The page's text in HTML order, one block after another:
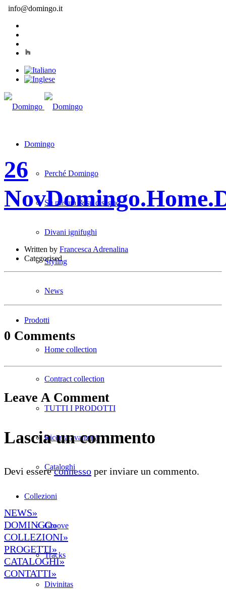
info@domingo.it
Domingo
Perché Domingo
Su misura & su disegno
Divani ignifughi
Styling
News
Prodotti
Home collection
Contract collection
TUTTI I PRODOTTI
Ricerca avanzata
Cataloghi
Collezioni
Groove
Tracks
Divinitas
26
Nov
Written by Francesca Adrenalina
Categorised
0 Comments
Leave A Comment
Lascia un commento
Devi essereconnesso per inviare un commento.
NEWS»
DOMINGO»
COLLEZIONI»
PROGETTI»
CATALOGHI»
CONTATTI»